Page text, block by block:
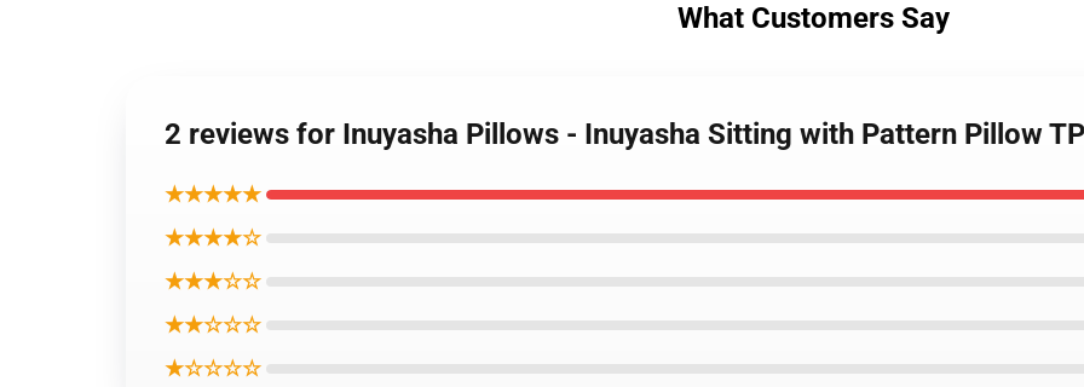
What Customers Say
2 reviews for Inuyasha Pillows - Inuyasha Sitting with Pattern Pillow
★★★★★
★★★★☆
★★★☆☆
★★☆☆☆
★☆☆☆☆